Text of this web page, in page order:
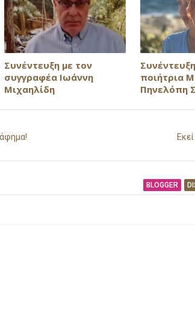
Συνέντευξη με τον
συγγραφέα Ιωάννη
Μιχαηλίδη
ποιήτρια
Πηνελόπη
BLOGGER